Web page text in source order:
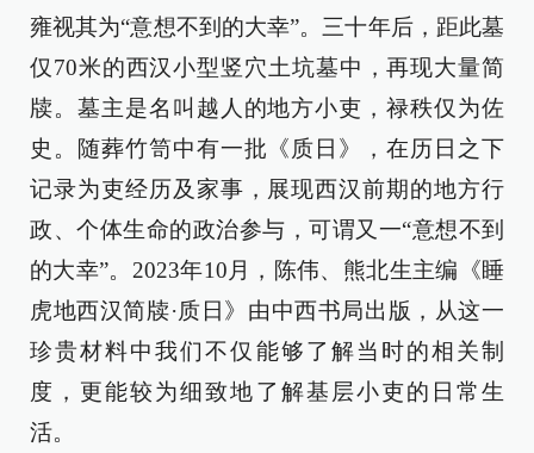
雍视其为“意想不到的大幸”。三十年后，距此墓
仅70米的西汉小型竖穴土坑墓中，再现大量简
牍。墓主是名叫越人的地方小吏，禄秩仅为佐
史。随葬竹笥中有一批《质日》，在历日之下
记录为吏经历及家事，展现西汉前期的地方行
政、个体生命的政治参与，可谓又一“意想不到
的大幸”。2023年10月，陈伟、熊北生主编《睡
虎地西汉简牍·质日》由中西书局出版，从这一
珍贵材料中我们不仅能够了解当时的相关制
度，更能较为细致地了解基层小吏的日常生
活。